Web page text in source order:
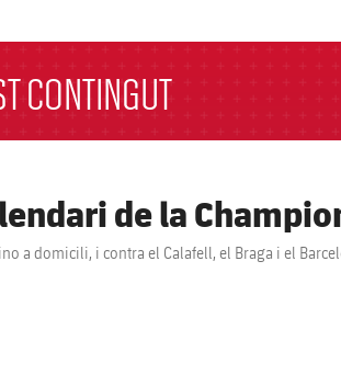
CONTINGUT
de la
a domicili, i contra el Calafell, el Braga i el